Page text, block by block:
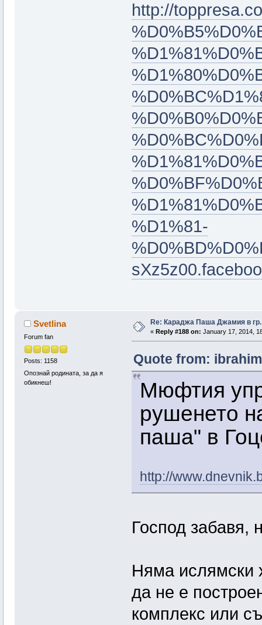
http://
%D1%81-
Svetlina
Forum fan
Posts: 1158
Опознай родината, за да я
обикнеш!
Re: Караджа Паша Джамия в
« Reply #188 on: January 17, 2014,
Quote from:
Мюфтия
рушенето
паша" в
http://
Господ забавя,
Няма ислямски
да не е
комплекс или